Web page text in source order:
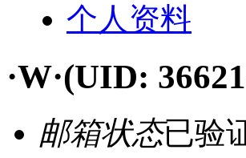
个人资料
·W·(UID:
邮箱状态已验